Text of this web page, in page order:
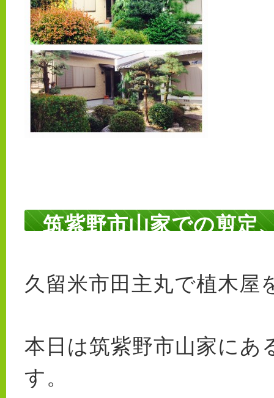
筑紫野市山家での剪定
久留米市田主丸で植木屋
本日は筑紫野市山家にあ
す。